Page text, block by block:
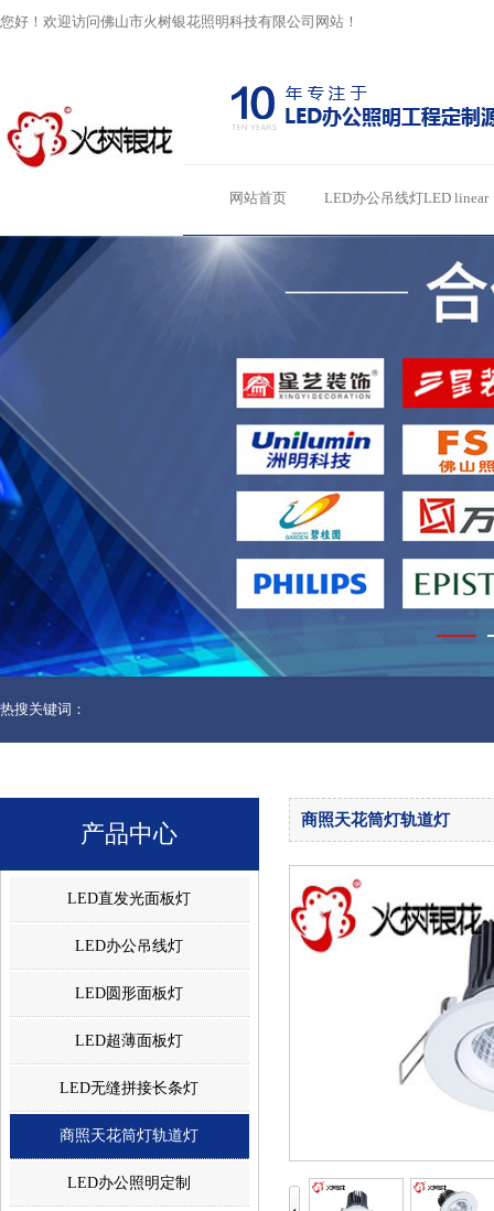
您好！欢迎访问佛山市火树银花照明科技有限公司网站！
网站首页 LED办公吊线灯LED linear
热搜关键词：
产品中心
LED直发光面板灯
LED办公吊线灯
LED圆形面板灯
LED超薄面板灯
LED无缝拼接长条灯
商照天花筒灯轨道灯
LED办公照明定制
商照天花筒灯轨道灯